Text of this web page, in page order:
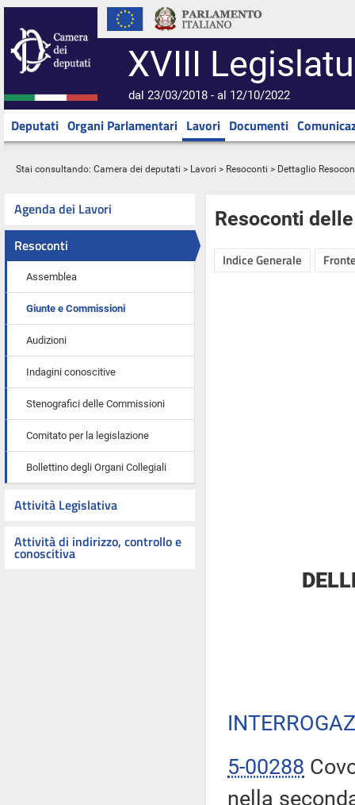
XVIII
dal 23/03/2018 - al 12/10/2022
Deputati Organi Parlamentari Lavori Documenti
Stai consultando: Camera dei deputati > Lavori > Resoconti > Dettaglio
Agenda dei Lavori
Resoconti
Assemblea
Giunte e Commissioni
Audizioni
Indagini conoscitive
Stenografici delle Commissioni
Comitato per la legislazione
Bollettino degli Organi Collegiali
Attività Legislativa
Attività di indirizzo, controllo e
conoscitiva
Resoconti
Indice Generale
5-00288
nella